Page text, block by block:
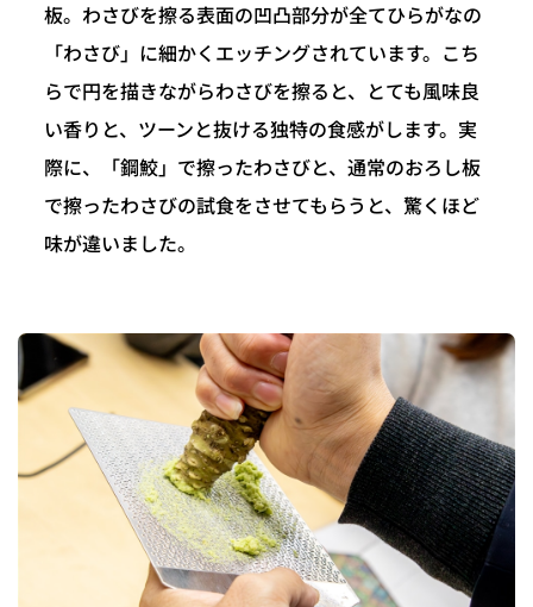
板。わさびを擦る表面の凹凸部分が全てひらがなの
「わさび」に細かくエッチングされています。こち
らで円を描きながらわさびを擦ると、とても風味良
い香りと、ツーンと抜ける独特の食感がします。実
際に、「鋼鮫」で擦ったわさびと、通常のおろし板
で擦ったわさびの試食をさせてもらうと、驚くほど
味が違いました。